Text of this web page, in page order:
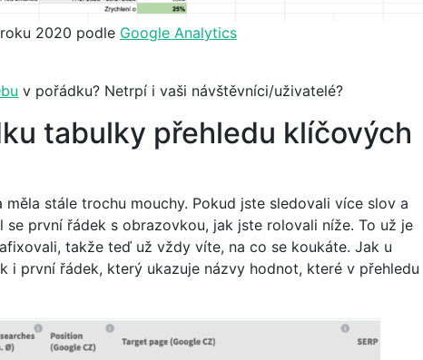
2020 podle Google Analytics
v pořádku? Netrpí i vaši návštěvníci/uživatelé?
tabulky přehledu klíčových
měla stále trochu mouchy. Pokud jste sledovali více slov a
první řádek s obrazovkou, jak jste rolovali níže. To už je
takže teď už vždy víte, na co se koukáte. Jak u
i první řádek, který ukazuje názvy hodnot, které v přehledu